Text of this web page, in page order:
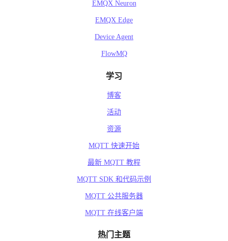
EMQX Neuron
EMQX Edge
Device Agent
FlowMQ
学习
博客
活动
资源
MQTT 快速开始
最新 MQTT 教程
MQTT SDK 和代码示例
MQTT 公共服务器
MQTT 在线客户端
热门主题